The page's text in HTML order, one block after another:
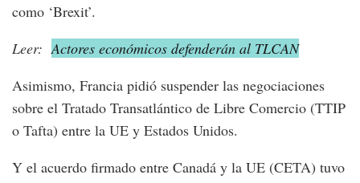
como ‘Brexit’.
Leer: Actores económicos defenderán al TLCAN
Asimismo, Francia pidió suspender las negociaciones
sobre el Tratado Transatlántico de Libre Comercio (TTIP
o Tafta) entre la UE y Estados Unidos.
Y el acuerdo firmado entre Canadá y la UE (CETA) tuvo